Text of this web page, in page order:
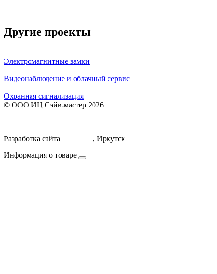
Другие проекты
Электромагнитные замки
Видеонаблюдение и облачный сервис
Охранная сигнализация
© ООО ИЦ Сэйв-мастер 2026
Разработка сайта
, Иркутск
Информация о товаре